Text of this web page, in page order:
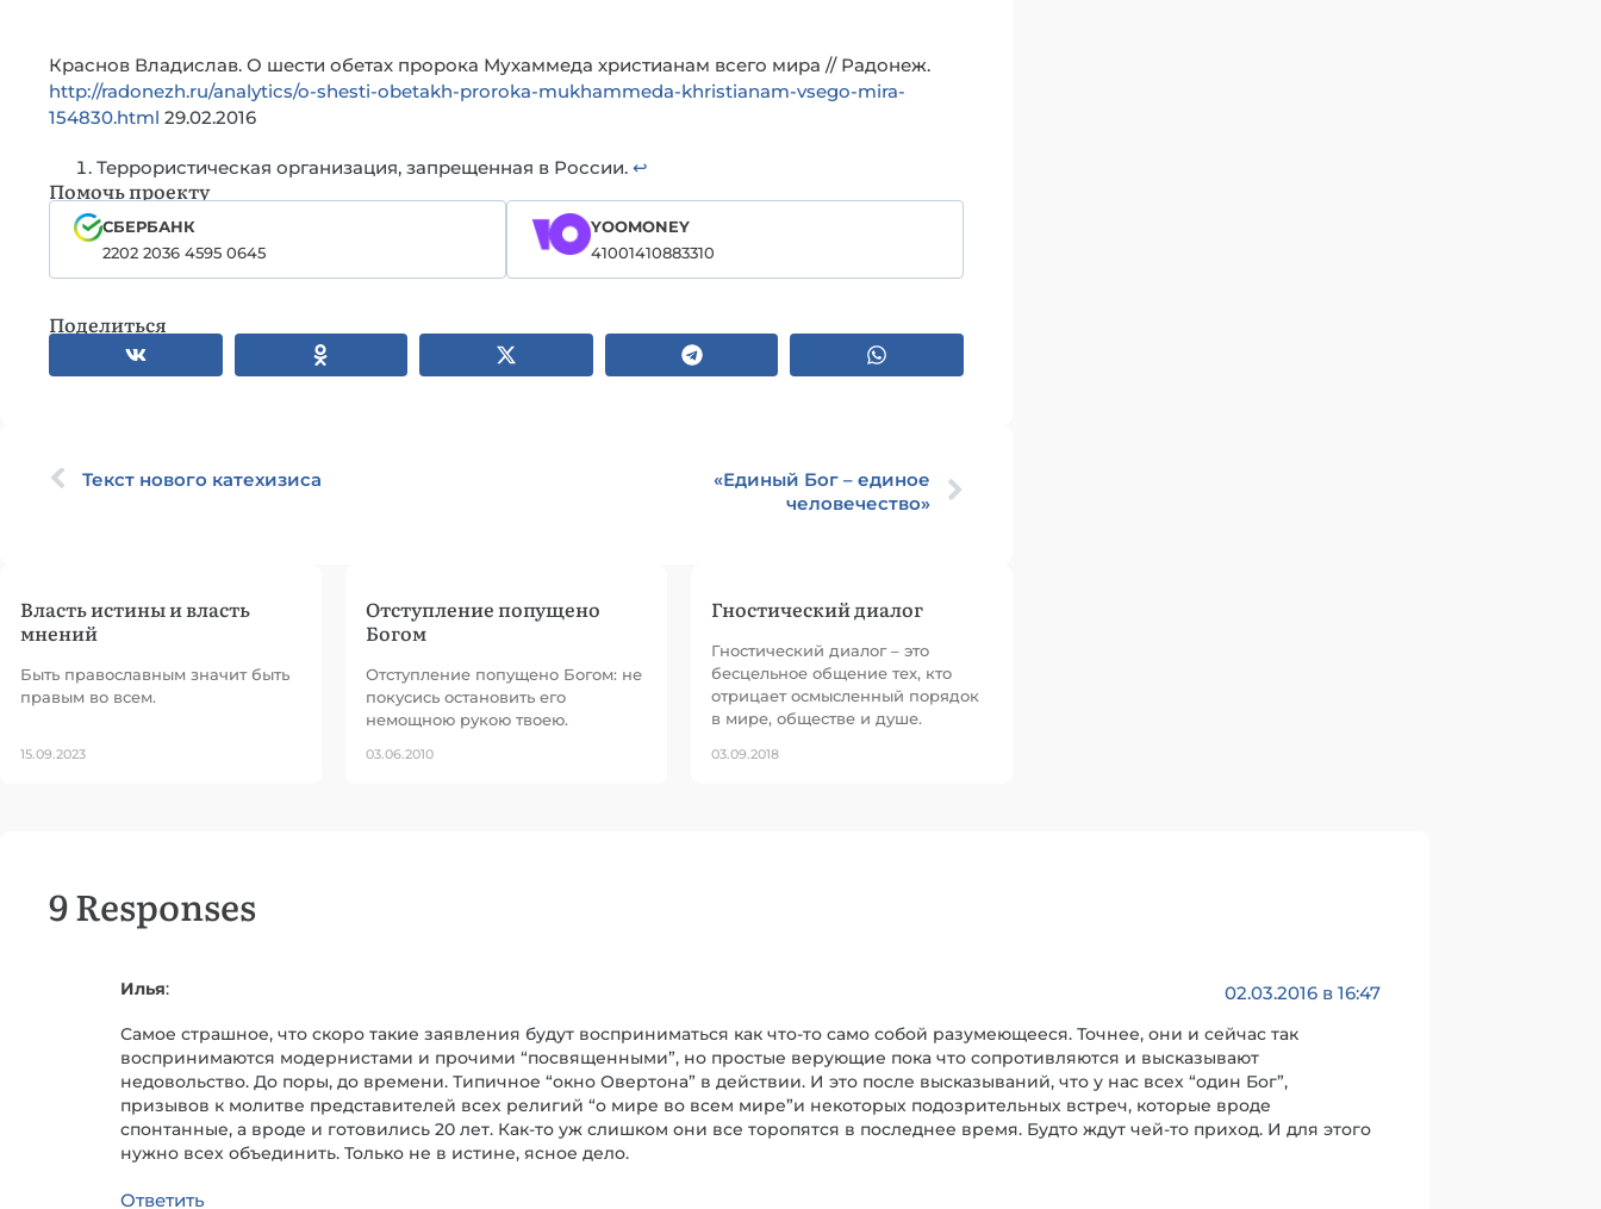
Краснов Владислав. О шести обетах пророка Мухаммеда христианам всего мира // Радонеж.
http://radonezh.ru/analytics/o-shesti-obetakh-proroka-mukhammeda-khristianam-vsego-mira-
154830.html 29.02.2016
Террористическая организация, запрещенная в России. ↩︎
Помочь проекту
СБЕРБАНК
2202 2036 4595 0645
YOOMONEY
41001410883310
Поделиться
Текст нового катехизиса
«Единый Бог – единое
человечество»
Власть истины и власть
мнений
Быть православным значит быть
правым во всем.
15.09.2023
Отступление попущено
Богом
Отступление попущено Богом: не
покусись остановить его
немощною рукою твоею.
03.06.2010
Гностический диалог
Гностический диалог – это
бесцельное общение тех, кто
отрицает осмысленный порядок
в мире, обществе и душе.
03.09.2018
9 Responses
Илья: 02.03.2016 в 16:47
Самое страшное, что скоро такие заявления будут восприниматься как что-то само собой разумеющееся. Точнее, они и сейчас так
воспринимаются модернистами и прочими “посвященными”, но простые верующие пока что сопротивляются и высказывают
недовольство. До поры, до времени. Типичное “окно Овертона” в действии. И это после высказываний, что у нас всех “один Бог”,
призывов к молитве представителей всех религий “о мире во всем мире”и некоторых подозрительных встреч, которые вроде
спонтанные, а вроде и готовились 20 лет. Как-то уж слишком они все торопятся в последнее время. Будто ждут чей-то приход. И для этого
нужно всех объединить. Только не в истине, ясное дело.
Ответить